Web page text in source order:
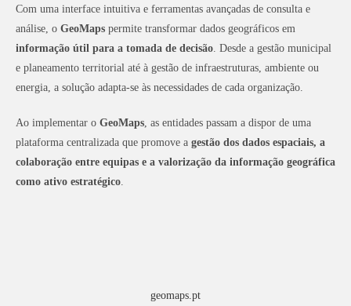
Com uma interface intuitiva e ferramentas avançadas de consulta e
análise, o GeoMaps permite transformar dados geográficos em
informação útil para a tomada de decisão. Desde a gestão municipal
e planeamento territorial até à gestão de infraestruturas, ambiente ou
energia, a solução adapta-se às necessidades de cada organização.
Ao implementar o GeoMaps, as entidades passam a dispor de uma
plataforma centralizada que promove a gestão dos dados espaciais, a
colaboração entre equipas e a valorização da informação geográfica
como ativo estratégico.
geomaps.pt